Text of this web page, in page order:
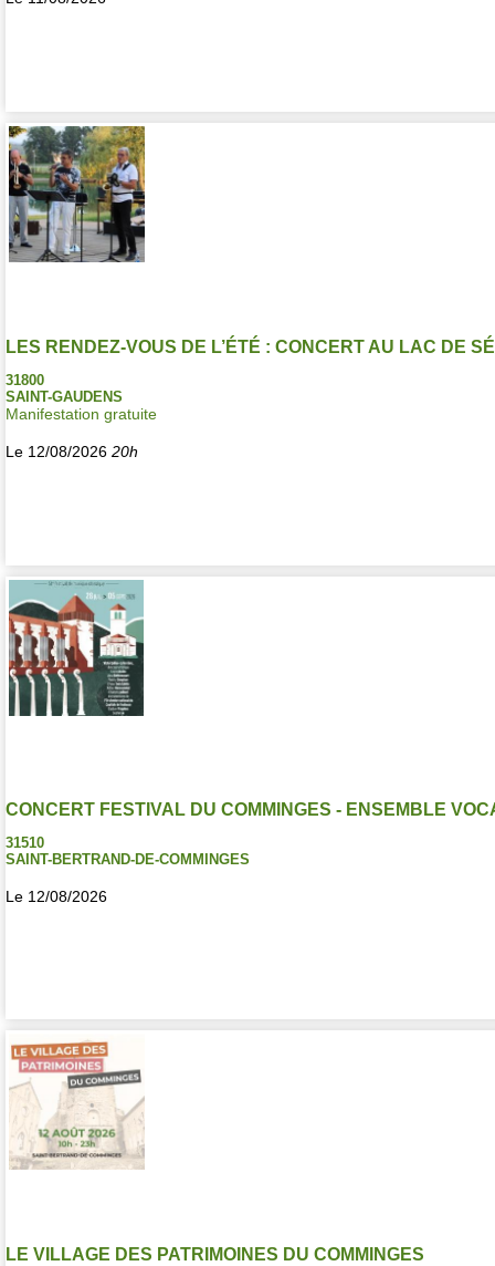
LES RENDEZ-VOUS DE L’ÉTÉ : CONCERT AU LAC DE
31800
SAINT-GAUDENS
Manifestation gratuite
Le 12/08/2026 20h
CONCERT FESTIVAL DU COMMINGES - ENSEMBLE
31510
SAINT-BERTRAND-DE-COMMINGES
Le 12/08/2026
LE VILLAGE DES PATRIMOINES DU COMMINGES